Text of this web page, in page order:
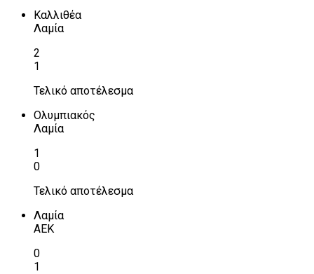
Καλλιθέα
Λαμία
2
1
Τελικό αποτέλεσμα
Ολυμπιακός
Λαμία
1
0
Τελικό αποτέλεσμα
Λαμία
ΑΕΚ
0
1